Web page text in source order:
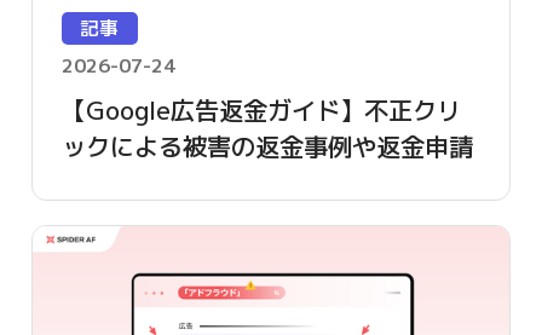
記事
2026-07-24
【Google広告返金ガイド】不正クリ
ックによる被害の返金事例や返金申請